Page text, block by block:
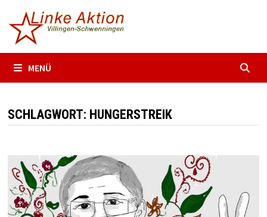
Inhalt
springen
MENÜ
SCHLAGWORT: HUNGERSTREIK